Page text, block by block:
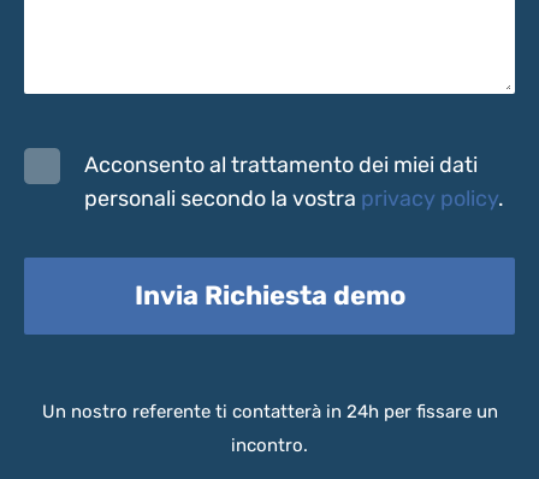
Acconsento al trattamento dei miei dati
personali secondo la vostra privacy policy.
Invia Richiesta demo
Un nostro referente ti contatterà in 24h per fissare un
incontro.